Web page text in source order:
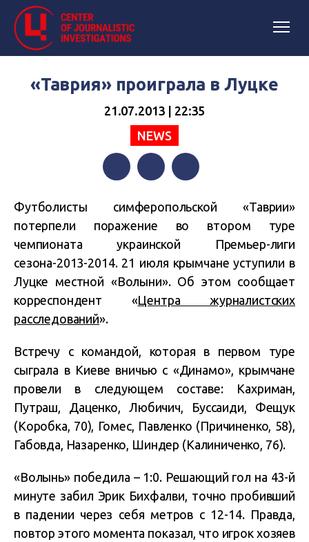
«Таврия» проиграла в Луцке
21.07.2013 | 22:35
NEWS
Футболисты симферопольской «Таврии»
потерпели поражение во втором туре
чемпионата украинской Премьер-лиги
сезона-2013-2014. 21 июля крымчане уступили в
Луцке местной «Волыни». Об этом сообщает
корреспондент «Центра журналистских
расследований».
Встречу с командой, которая в первом туре
сыграла в Киеве вничью с «Динамо», крымчане
провели в следующем составе: Кахриман,
Путраш, Даценко, Любичич, Буссаиди, Фещук
(Коробка, 70), Гомес, Павленко (Причиненко, 58),
Габовда, Назаренко, Шиндер (Калиниченко, 76).
«Волынь» победила – 1:0. Решающий гол на 43-й
минуте забил Эрик Бихфалви, точно пробивший
в падении через себя метров с 12-14. Правда,
повтор этого момента показал, что игрок хозяев